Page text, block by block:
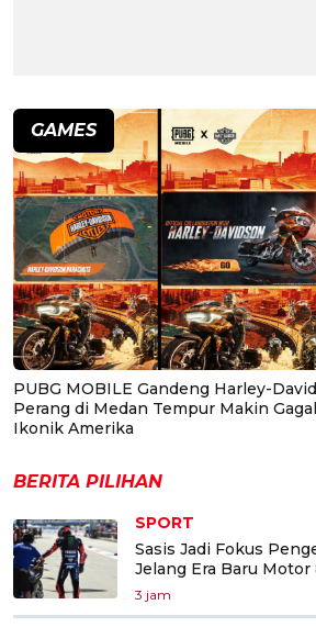
GAMES
PUBG MOBILE Gandeng Harley-
Perang di Medan Tempur Makin
Ikonik Amerika
BERITA PILIHAN
SPORT
Sasis Jadi Fokus
Jelang Era Baru
3 jam